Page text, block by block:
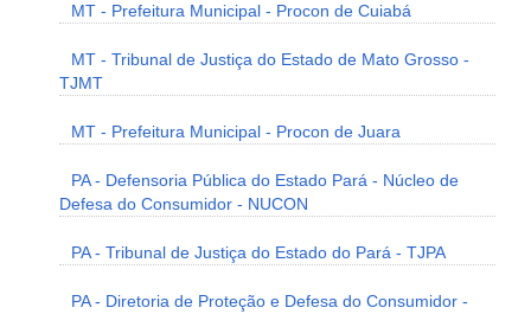
MT - Prefeitura Municipal - Procon de Cuiabá
MT - Tribunal de Justiça do Estado de Mato Grosso -
TJMT
MT - Prefeitura Municipal - Procon de Juara
PA - Defensoria Pública do Estado Pará - Núcleo de
Defesa do Consumidor - NUCON
PA - Tribunal de Justiça do Estado do Pará - TJPA
PA - Diretoria de Proteção e Defesa do Consumidor -